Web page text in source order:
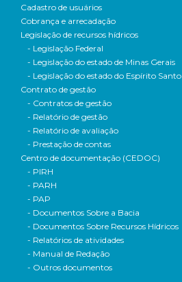
Cadastro de usuários
Cobrança e arrecadação
Legislação de recursos hídricos
- Legislação Federal
- Legislação do estado de Minas Gerais
- Legislação do estado do Espírito Santo
Contrato de gestão
- Contratos de gestão
- Relatório de gestão
- Relatório de avaliação
- Prestação de contas
Centro de documentação (CEDOC)
- PIRH
- PARH
- PAP
- Documentos Sobre a Bacia
- Documentos Sobre Recursos Hídricos
- Relatórios de atividades
- Manual de Redação
- Outros documentos